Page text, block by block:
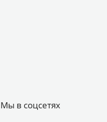
Мы в соцсетях